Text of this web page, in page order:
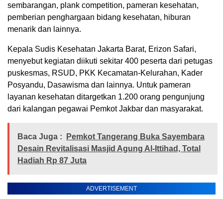
sembarangan, plank competition, pameran kesehatan,
pemberian penghargaan bidang kesehatan, hiburan
menarik dan lainnya.
Kepala Sudis Kesehatan Jakarta Barat, Erizon Safari,
menyebut kegiatan diikuti sekitar 400 peserta dari petugas
puskesmas, RSUD, PKK Kecamatan-Kelurahan, Kader
Posyandu, Dasawisma dan lainnya. Untuk pameran
layanan kesehatan ditargetkan 1.200 orang pengunjung
dari kalangan pegawai Pemkot Jakbar dan masyarakat.
Baca Juga :
Pemkot Tangerang Buka Sayembara
Desain Revitalisasi Masjid Agung Al-Ittihad, Total
Hadiah Rp 87 Juta
ADVERTISEMENT